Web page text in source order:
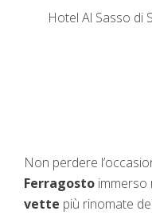
Hotel Al Sasso di
Non perdere
Ferragosto immerso
vette più rinomate